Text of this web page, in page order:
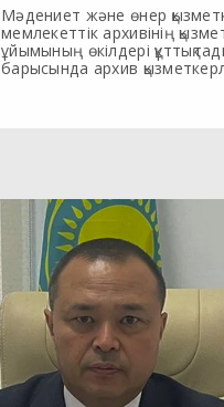
Мәдениет және өнер
мемлекеттік архивінің
ұйымының өкілдері
барысында архив